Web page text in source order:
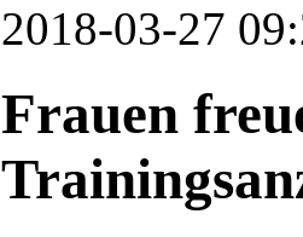
2018-03-27
Frauen